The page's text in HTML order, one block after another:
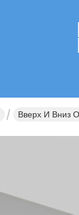
Вверх И Вниз